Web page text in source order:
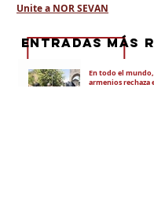
Unite a NOR SEVAN
En todo el
armenios rechaza
eNTRADAS MÁS